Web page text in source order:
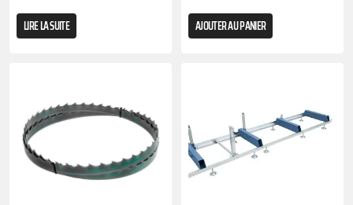
LIRE LA SUITE AJOUTER AU PANIER